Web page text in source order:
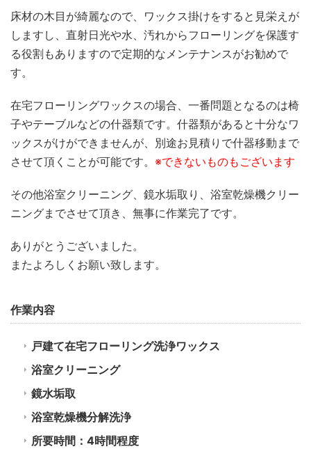
床材の木目が綺麗なので、ワックス掛けをすると見栄えが
しますし、直射日光や水、汚れからフローリングを保護す
る役割もありますので定期的なメンテナンスがお勧めで
す。
在宅フローリングワックスの場合、一番問題となるのは椅
子やテーブルなどの什器類です。什器類があると十分なワ
ックスがけができませんが、別途お見積りで什器移動まで
させて頂くことが可能です。 ※できないものもございます
その他浴室クリーニング、鏡水垢取り、浴室乾燥機クリー
ニングまでさせて頂き、無事に作業完了です。
ありがとうございました。
またよろしくお願い致します。
作業内容
戸建て在宅フローリング洗浄ワックス
浴室クリーニング
鏡水垢取
浴室乾燥機分解洗浄
所要時間：4時間程度